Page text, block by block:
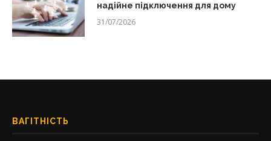
надійне підключення для дому
31/07/2026
ВАГІТНІСТЬ